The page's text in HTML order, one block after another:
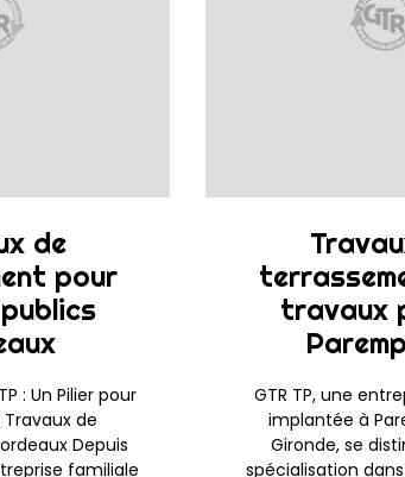
de
pour
: Un Pilier pour
Travaux de
Depuis
familiale
travaux
GTR TP, une
implantée à
Gironde, se
spécialisation